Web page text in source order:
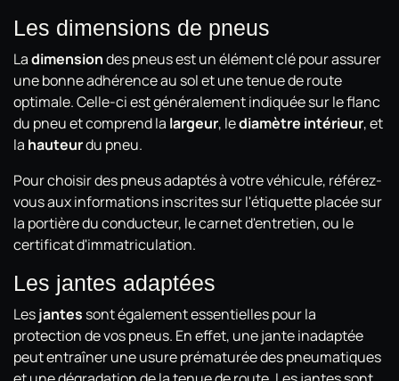
Les dimensions de pneus
Ladimensiondes pneus est un élément clé pour assurer
une bonne adhérence au sol et une tenue de route
optimale. Celle-ci est généralement indiquée sur le flanc
du pneu et comprend la largeur, lediamètre intérieur, et
la hauteurdu pneu.
Pour choisir des pneus adaptés à votre véhicule, référez-
vous aux informations inscrites sur l'étiquette placée sur
la portière du conducteur, le carnet d'entretien, ou le
certificat d'immatriculation.
Les jantes adaptées
Lesjantes sont également essentielles pour la
protection de vos pneus. En effet, une jante inadaptée
peut entraîner une usure prématurée des pneumatiques